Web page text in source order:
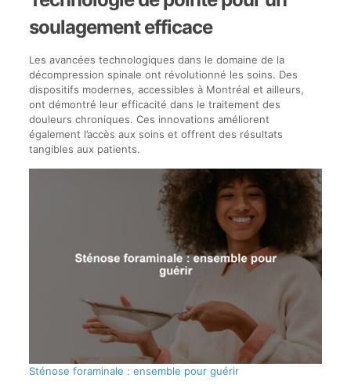
soulagement efficace
Les avancées technologiques dans le domaine de la
décompression spinale ont révolutionné les soins. Des
dispositifs modernes, accessibles à Montréal et ailleurs,
ont démontré leur efficacité dans le traitement des
douleurs chroniques. Ces innovations améliorent
également l’accès aux soins et offrent des résultats
tangibles aux patients.
Sténose foraminale : ensemble pour guérir